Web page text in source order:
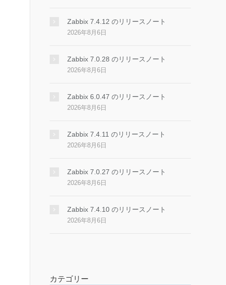
Zabbix 7.4.12 のリリースノート
2026年8月6日
Zabbix 7.0.28 のリリースノート
2026年8月6日
Zabbix 6.0.47 のリリースノート
2026年8月6日
Zabbix 7.4.11 のリリースノート
2026年8月6日
Zabbix 7.0.27 のリリースノート
2026年8月6日
Zabbix 7.4.10 のリリースノート
2026年8月6日
カテゴリー